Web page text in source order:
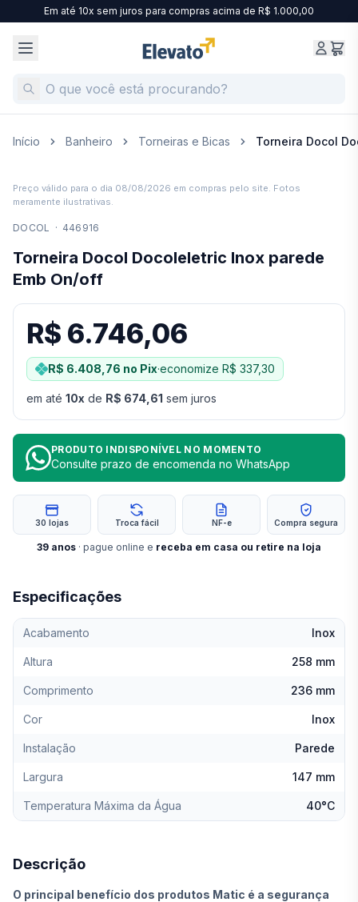
Em até 10x sem juros para compras acima de R$ 1.000,00
Início Banheiro Torneiras e Bicas Torneira Docol
Preço válido para o dia 08/08/2026 em compras pelo site. Fotos
meramente ilustrativas.
Especificações
Acabamento Inox
Altura 258 mm
Comprimento 236 mm
Cor Inox
Instalação Parede
Largura 147 mm
Temperatura Máxima da Água 40°C
Descrição
O principal benefício dos produtos Matic é a segurança
DOCOL · 446916
Torneira Docol Docoleletric Inox parede
Emb On/off
R$ 6.746,06
R$ 6.408,76 no Pix·economize R$ 337,30
em até 10x de R$ 674,61 sem juros
PRODUTO INDISPONÍVEL NO MOMENTO
Consulte prazo de encomenda no WhatsApp
30 lojas Troca fácil NF-e Compra segura
39 anos · pague online e receba em casa ou retire na loja